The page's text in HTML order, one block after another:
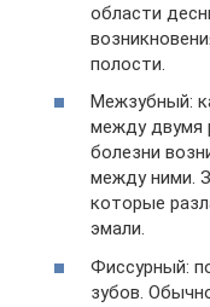
области
полости.
Межзубный:
между двумя
болезни
между ними.
которые
эмали.
Фиссурный:
зубов.